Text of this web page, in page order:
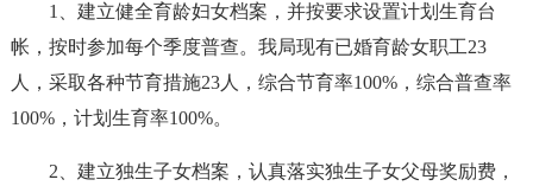
1、建立健全育龄妇女档案，并按要求设置计划生育台
帐，按时参加每个季度普查。我局现有已婚育龄女职工23
人，采取各种节育措施23人，综合节育率100%，综合普查率
100%，计划生育率100%。
2、建立独生子女档案，认真落实独生子女父母奖励费，